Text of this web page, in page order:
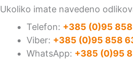
Ukoliko imate navedeno
Telefon: +385 (0)95
Viber: +385 (0)95 858
WhatsApp: +385 (0)95